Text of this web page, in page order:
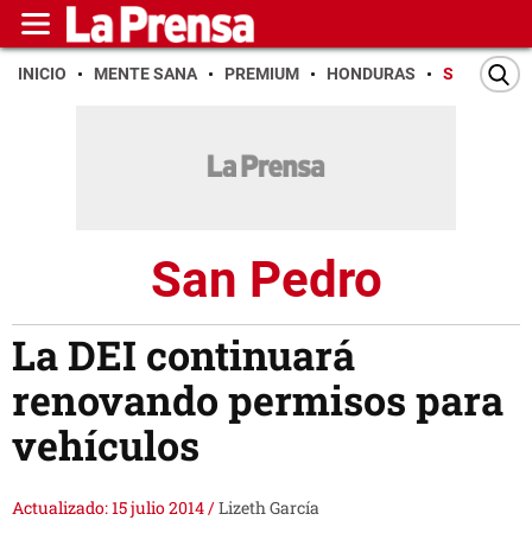
INICIO MENTE SANA PREMIUM HONDURAS SAN PEDRO
San Pedro
La DEI continuará
renovando permisos para
vehículos
Actualizado: 15 julio 2014/Lizeth García